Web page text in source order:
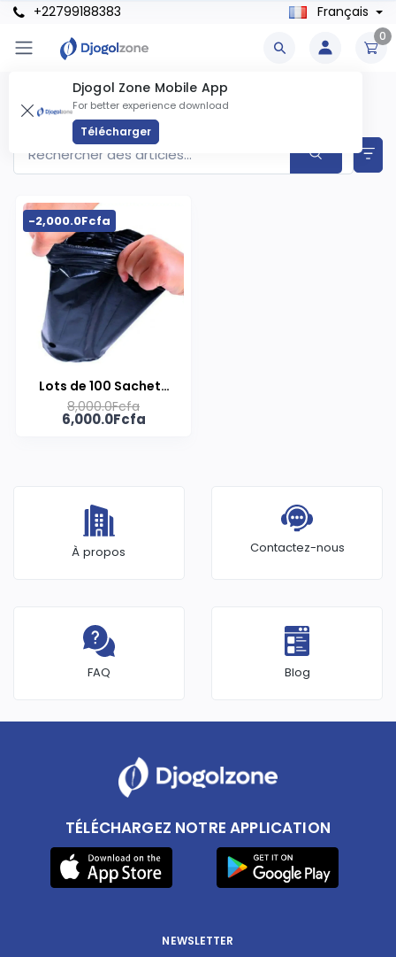
+22799188383 Français
0
Djogol Zone Mobile App
For better experience download
Télécharger
Contenants & Stockages Produits
Articles trouvés
-2,000.0Fcfa
Lots de 100 Sachets
de Pépinière
8,000.0Fcfa
6,000.0Fcfa
À propos Contactez-nous
FAQ Blog
TÉLÉCHARGEZ NOTRE APPLICATION
NEWSLETTER